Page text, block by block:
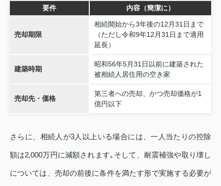
要件 内容（簡潔に）
売却期限
相続開始から3年後の12月31日まで
（ただし令和9年12月31日まで適用
延長）
建築時期
昭和56年5月31日以前に建築された
被相続人居住用の空き家
売却先・価格
第三者への売却、かつ売却価格が1
億円以下
さらに、相続人が3人以上いる場合には、一人当たりの控除
額は2,000万円に減額されます｡そして、耐震補強や取り壊し
については、売却の前後に条件を満たす形で実施する必要が